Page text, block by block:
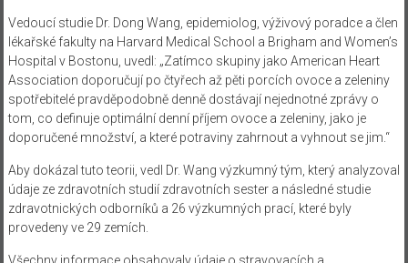
Vedoucí studie Dr. Dong Wang, epidemiolog, výživový poradce a člen
lékařské fakulty na Harvard Medical School a Brigham and Women’s
Hospital v Bostonu, uvedl: „Zatímco skupiny jako American Heart
Association doporučují po čtyřech až pěti porcích ovoce a zeleniny
spotřebitelé pravděpodobně denně dostávají nejednotné zprávy o
tom, co definuje optimální denní příjem ovoce a zeleniny, jako je
doporučené množství, a které potraviny zahrnout a vyhnout se jim.“
Aby dokázal tuto teorii, vedl Dr. Wang výzkumný tým, který analyzoval
údaje ze zdravotních studií zdravotních sester a následné studie
zdravotnických odborníků a 26 výzkumných prací, které byly
provedeny ve 29 zemích.
Všechny informace obsahovaly údaje o stravovacích a